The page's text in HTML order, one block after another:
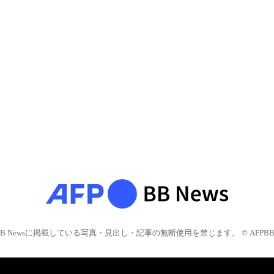
Newsに掲載している写真・見出し・記事の無断使用を禁じます。 © AFPBB